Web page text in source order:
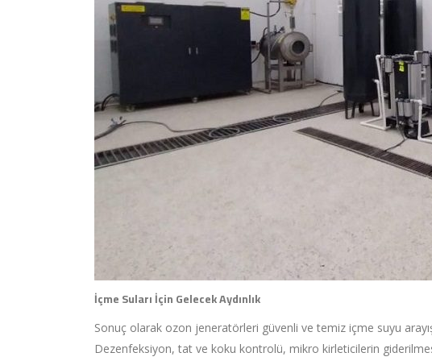
İçme Suları İçin Gelecek Aydınlık
Sonuç olarak ozon jeneratörleri güvenli ve temiz içme suyu
Dezenfeksiyon, tat ve koku kontrolü, mikro kirleticilerin